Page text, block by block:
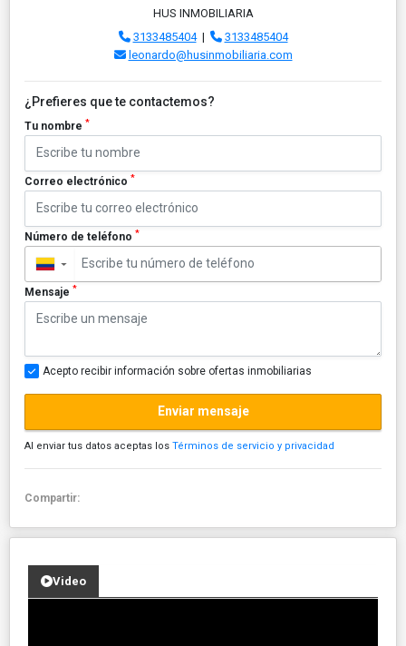
HUS INMOBILIARIA
3133485404|
3133485404
leonardo@husinmobiliaria.com
¿Prefieres que te contactemos?
Tu nombre *
Correo electrónico *
Número de teléfono *
▼
Mensaje *
Acepto recibir información sobre ofertas inmobiliarias
Enviar mensaje
Al enviar tus datos aceptas los Términos de servicio y privacidad
Compartir:
Video